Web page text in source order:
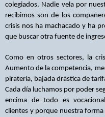
colegiados. Nadie vela por
recibimos son de los
crisis nos ha machacado y ha
que buscar otra fuente de
Como en otros sectores, la
Aumento de la competencia,
piratería, bajada drástica de
Cada día luchamos por poder
encima de todo es
clientes y porque nuestra